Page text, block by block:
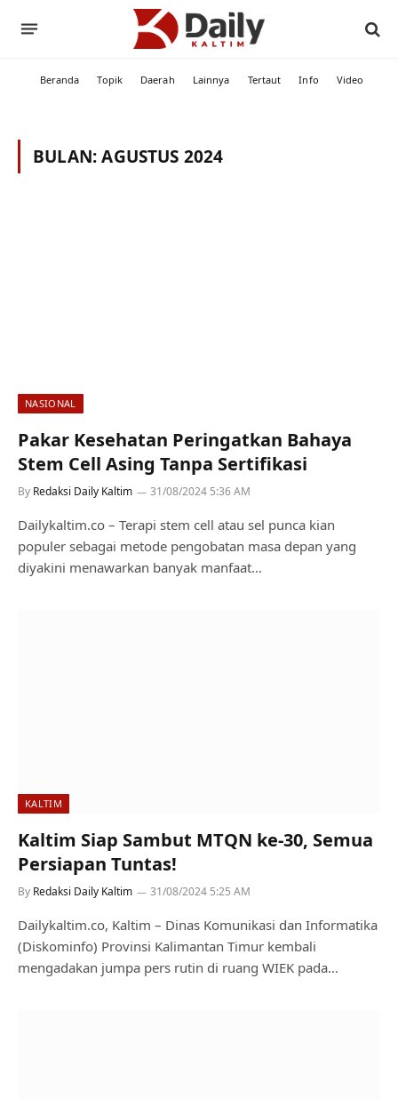
Beranda Topik Daerah Lainnya Tertaut Info Video
BULAN:AGUSTUS 2024
NASIONAL
Pakar Kesehatan Peringatkan Bahaya
Stem Cell Asing Tanpa Sertifikasi
By Redaksi Daily Kaltim 31/08/2024 5:36 AM
Dailykaltim.co – Terapi stem cell atau sel punca kian
populer sebagai metode pengobatan masa depan yang
diyakini menawarkan banyak manfaat…
KALTIM
Kaltim Siap Sambut MTQN ke-30, Semua
Persiapan Tuntas!
By Redaksi Daily Kaltim 31/08/2024 5:25 AM
Dailykaltim.co, Kaltim – Dinas Komunikasi dan Informatika
(Diskominfo) Provinsi Kalimantan Timur kembali
mengadakan jumpa pers rutin di ruang WIEK pada…